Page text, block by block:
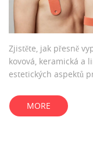
Zjistěte, jak přesně
kovová, keramická a
estetických aspektů
MORE